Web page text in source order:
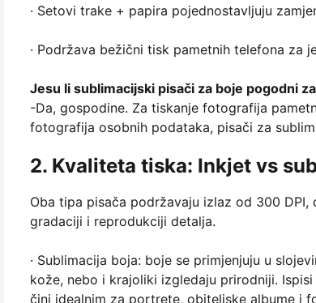
· Setovi trake + papira pojednostavljuju
· Podržava bežični tisk pametnih telefona
Jesu li sublimacijski pisači za boje pogodni
-Da, gospodine. Za tiskanje fotografija
fotografija osobnih podataka, pisači za
2. Kvaliteta tiska: Inkjet vs
Oba tipa pisača podržavaju izlaz od 300
gradaciji i reprodukciji detalja.
· Sublimacija boja: boje se primjenjuju u
kože, nebo i krajoliki izgledaju prirodniji.
čini idealnim za portrete, obiteljske albume i